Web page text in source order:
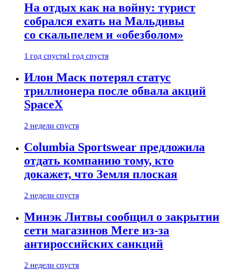
На отдых как на войну: турист
собрался ехать на Мальдивы
со скальпелем и «обезболом»
1 год спустя1 год спустя
Илон Маск потерял статус
триллионера после обвала акций
SpaceX
2 недели спустя
Columbia Sportswear предложила
отдать компанию тому, кто
докажет, что Земля плоская
2 недели спустя
Минэк Литвы сообщил о закрытии
сети магазинов Mere из-за
антироссийских санкций
2 недели спустя